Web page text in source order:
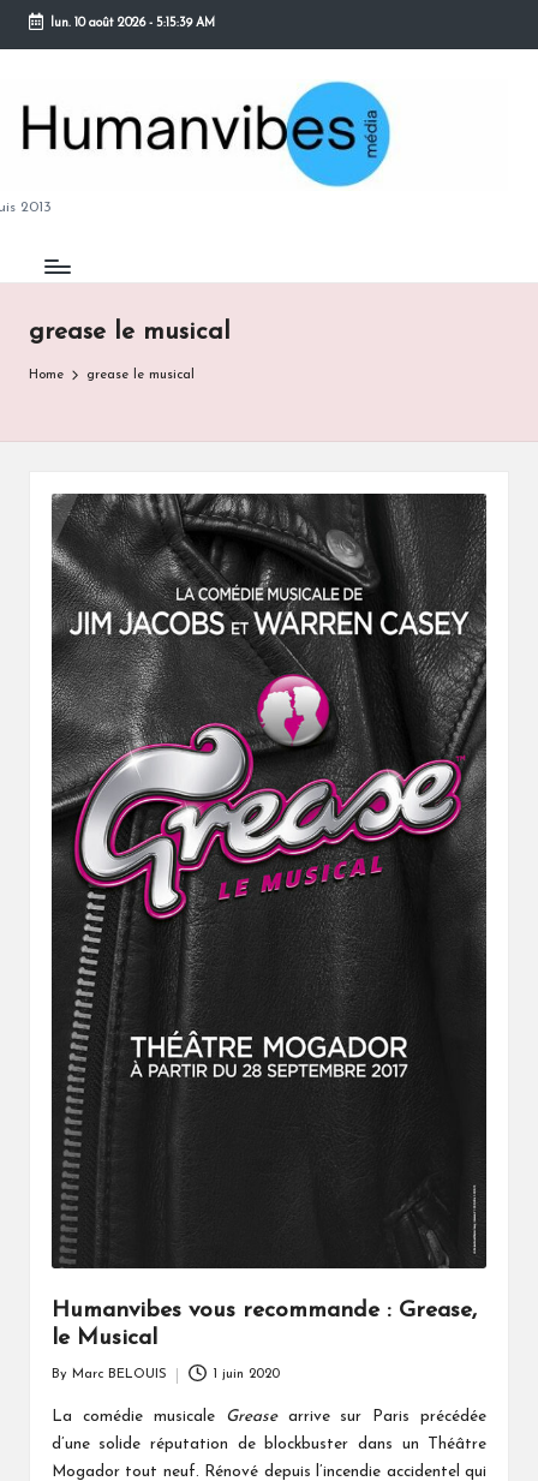
Skip
content
lun. 10 août 2026- 5:15:40 AM
2013
grease le musical
Home grease le musical
Humanvibes vous recommande : Grease,
le Musical
by
By Marc BELOUIS 1 juin 2020
La comédie musicale Grease arrive sur Paris précédée
d’une solide réputation de blockbuster dans un Théâtre
Mogador tout neuf. Rénové depuis l’incendie accidentel qui